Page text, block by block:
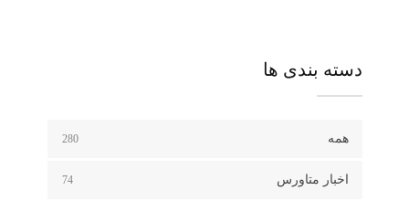
دسته بندی ها
همه 280
اخبار متاورس 74